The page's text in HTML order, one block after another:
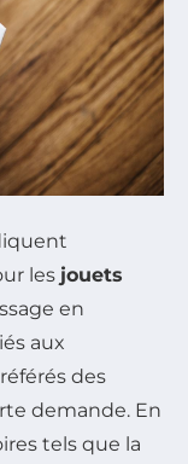
les jouets
en
aux
des
demande. En
tels que la